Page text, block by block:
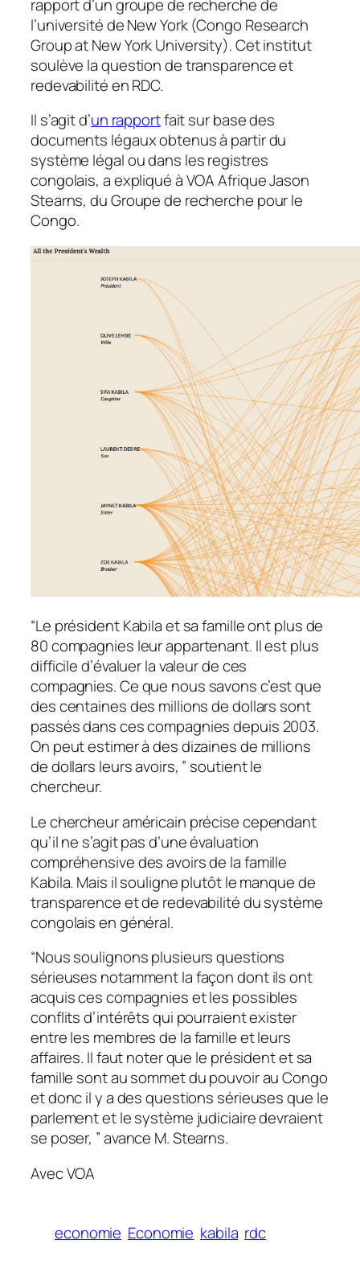
rapport d’un groupe de recherche de
l’université de New York (Congo Research
Group at New York University). Cet institut
soulève la question de transparence et
redevabilité en RDC.
Il s’agit d’un rapportfait sur base des
documents légaux obtenus à partir du
système légal ou dans les registres
congolais, a expliqué à VOA Afrique Jason
Stearns, du Groupe de recherche pour le
Congo.
“Le président Kabila et sa famille ont plus de
80 compagnies leur appartenant. Il est plus
difficile d’évaluer la valeur de ces
compagnies. Ce que nous savons c’est que
des centaines des millions de dollars sont
passés dans ces compagnies depuis 2003.
On peut estimer à des dizaines de millions
de dollars leurs avoirs, ” soutient le
chercheur.
Le chercheur américain précise cependant
qu’il ne s’agit pas d’une évaluation
compréhensive des avoirs de la famille
Kabila. Mais il souligne plutôt le manque de
transparence et de redevabilité du système
congolais en général.
“Nous soulignons plusieurs questions
sérieuses notamment la façon dont ils ont
acquis ces compagnies et les possibles
conflits d’intérêts qui pourraient exister
entre les membres de la famille et leurs
affaires. Il faut noter que le président et sa
famille sont au sommet du pouvoir au Congo
et donc il y a des questions sérieuses que le
parlement et le système judiciaire devraient
se poser, ” avance M. Stearns.
Avec VOA
economie Economie kabila rdc